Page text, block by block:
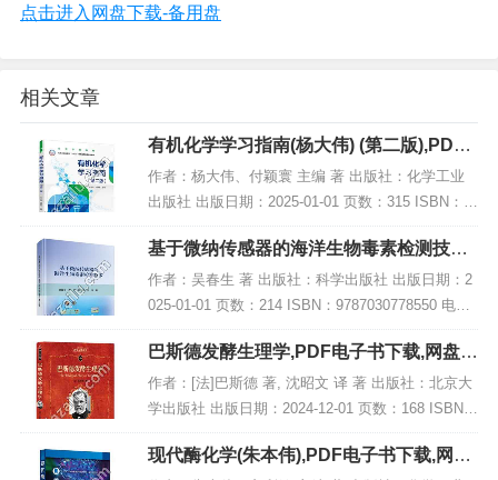
点击进入网盘下载-备用盘
相关文章
有机化学学习指南(杨大伟) (第二版),PDF
电子书下载
作者：杨大伟、付颖寰 主编 著 出版社：化学工业
出版社 出版日期：2025-01-01 页数：315 ISBN：9
787122457356 电子书大小：243MB [高清扫描版P
DF格式]...
基于微纳传感器的海洋生物毒素检测技术,
PDF电子书下载
作者：吴春生 著 出版社：科学出版社 出版日期：2
025-01-01 页数：214 ISBN：9787030778550 电子
书大小：250MB [高清扫描版PDF格式] 内容简介 书
名：《...
巴斯德发酵生理学,PDF电子书下载,网盘资
源
作者：[法]巴斯德 著, 沈昭文 译 著 出版社：北京大
学出版社 出版日期：2024-12-01 页数：168 ISBN：
9787301356654 电子书大小：202MB [高清扫描版P
DF格...
现代酶化学(朱本伟),PDF电子书下载,网盘